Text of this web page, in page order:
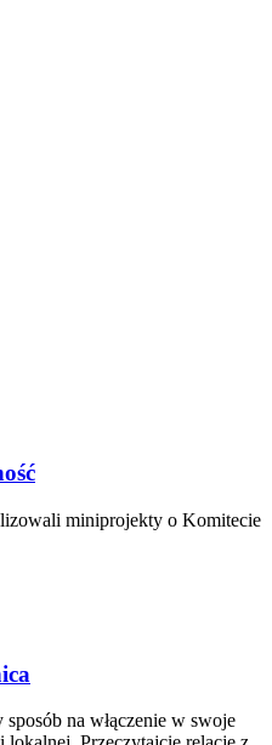
miniprojekty o Komitecie
na włączenie w swoje